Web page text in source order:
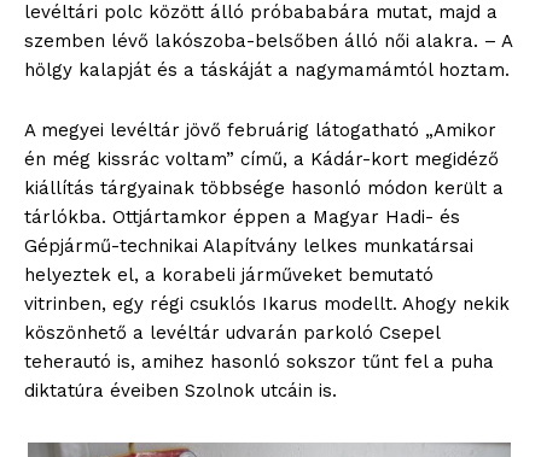
levéltári polc között álló próbababára mutat, majd a
szemben lévő lakószoba-belsőben álló női alakra. – A
hölgy kalapját és a táskáját a nagymamámtól hoztam.
A megyei levéltár jövő februárig látogatható „Amikor
én még kissrác voltam” című, a Kádár-kort megidéző
kiállítás tárgyainak többsége hasonló módon került a
tárlókba. Ottjártamkor éppen a Magyar Hadi- és
Gépjármű-technikai Alapítvány lelkes munkatársai
helyeztek el, a korabeli járműveket bemutató
vitrinben, egy régi csuklós Ikarus modellt. Ahogy nekik
köszönhető a levéltár udvarán parkoló Csepel
teherautó is, amihez hasonló sokszor tűnt fel a puha
diktatúra éveiben Szolnok utcáin is.